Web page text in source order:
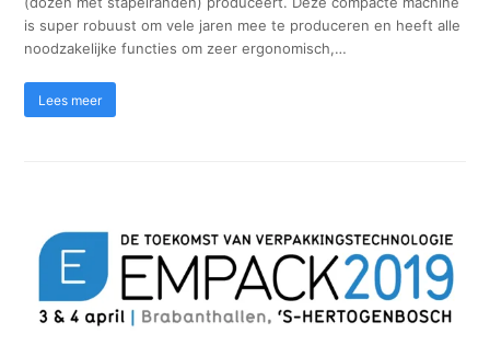
is super robuust om vele jaren mee te produceren en heeft alle
noodzakelijke functies om zeer ergonomisch,…
Lees meer